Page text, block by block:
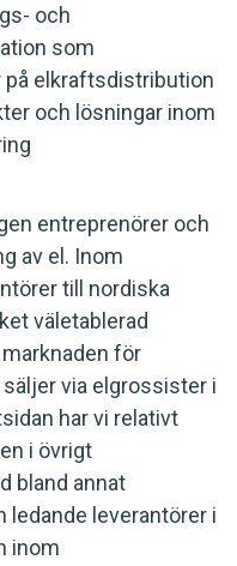
och
som
på elkraftsdistribution
och lösningar inom
entreprenörer och
av el. Inom
till nordiska
väletablerad
för
via elgrossister i
har vi relativt
i övrigt
bland annat
ledande leverantörer i
inom